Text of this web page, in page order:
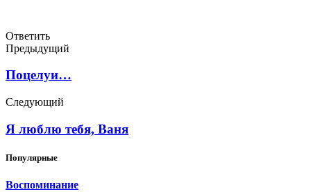
Ответить
Предыдущий
Поцелуи…
Следующий
Я люблю тебя, Ваня
Популярные
Воспоминание